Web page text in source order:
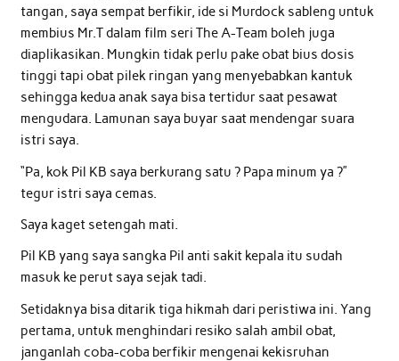
tangan, saya sempat berfikir, ide si Murdock sableng untuk
membius Mr.T dalam film seri The A-Team boleh juga
diaplikasikan. Mungkin tidak perlu pake obat bius dosis
tinggi tapi obat pilek ringan yang menyebabkan kantuk
sehingga kedua anak saya bisa tertidur saat pesawat
mengudara. Lamunan saya buyar saat mendengar suara
istri saya.
“Pa, kok Pil KB saya berkurang satu ? Papa minum ya ?”
tegur istri saya cemas.
Saya kaget setengah mati.
Pil KB yang saya sangka Pil anti sakit kepala itu sudah
masuk ke perut saya sejak tadi.
Setidaknya bisa ditarik tiga hikmah dari peristiwa ini. Yang
pertama, untuk menghindari resiko salah ambil obat,
janganlah coba-coba berfikir mengenai kekisruhan